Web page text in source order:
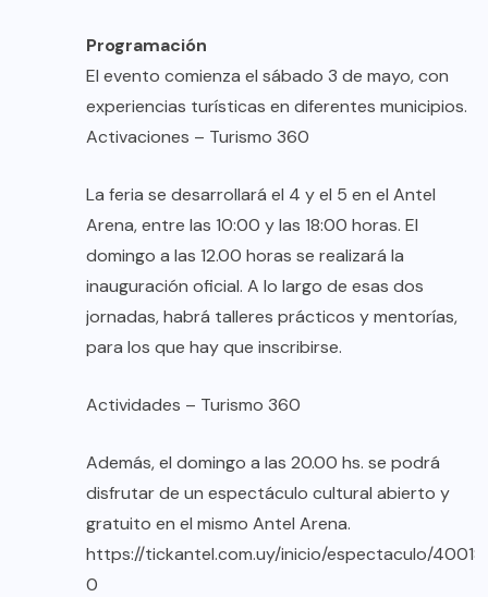
Programación
El evento comienza el sábado 3 de mayo, con
experiencias turísticas en diferentes municipios.
Activaciones – Turismo 360
La feria se desarrollará el 4 y el 5 en el Antel
Arena, entre las 10:00 y las 18:00 horas. El
domingo a las 12.00 horas se realizará la
inauguración oficial. A lo largo de esas dos
jornadas, habrá talleres prácticos y mentorías,
para los que hay que inscribirse.
Actividades – Turismo 360
Además, el domingo a las 20.00 hs. se podrá
disfrutar de un espectáculo cultural abierto y
gratuito en el mismo Antel Arena.
https://tickantel.com.uy/inicio/espectaculo/
0